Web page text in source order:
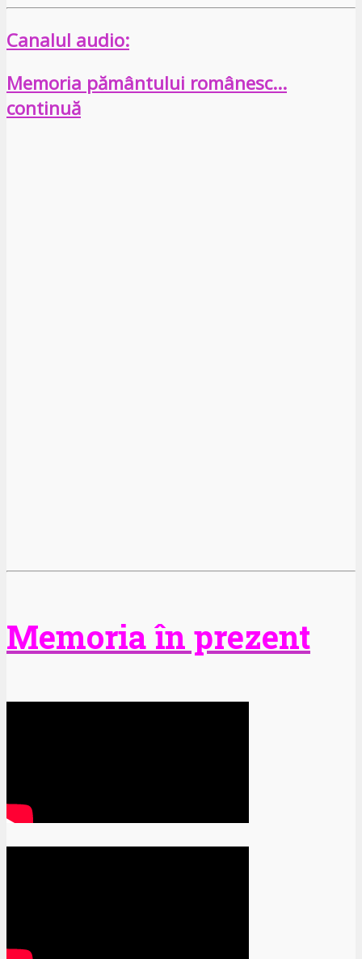
Canalul audio:
Memoria pământului românesc…
continuă
Memoria în prezent